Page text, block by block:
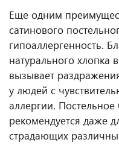
Еще одним
сатинового
гипоаллергенность.
натурального хлопка
вызывает
у людей с
аллергии. Постельное
рекомендуется даже
страдающих